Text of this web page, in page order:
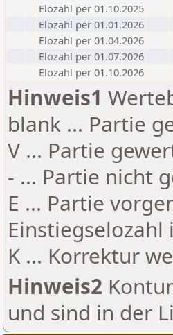
Elozahl per 01.10.2025
Elozahl per 01.01.2026
Elozahl per 01.04.2026
Elozahl per 01.07.2026
Elozahl per 01.10.2026
Hinweis1
blank ... Partie
V ... Partie
- ... Partie nicht
E ... Partie
K ... Korrektur
Hinweis2
und sind in der